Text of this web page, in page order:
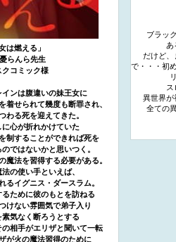
は燃える」
らんら先生
クコミック様
ンは腹違いの妹王女に
着せられて幾度も断罪され、
わる死を迎えてきた。
心が折れかけていた
制することができれば死を
ではないかと思いつく。
魔法を習得する必要がある。
の使い手といえば、
るイグニス・ダースラム。
ために彼のもとを訪ねる
けない雰囲気で弟子入り
気なく断ろうとする
相手がエリザと聞いて一転
が火の魔法習得のために
ブラッ
あ
だけど、
で・・・初
ス
異世界が
全ての